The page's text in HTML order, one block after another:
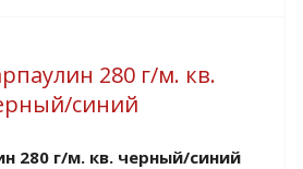
280 г/м. кв. черный/синий